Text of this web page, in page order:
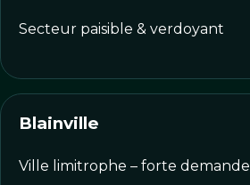
Secteur paisible & verdoyant
Blainville
Ville limitrophe – forte demande